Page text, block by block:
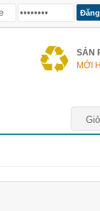
SẢN
MỚI